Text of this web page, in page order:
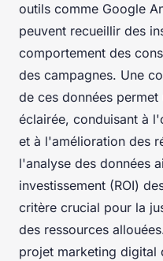
outils comme Google
peuvent recueillir des
comportement des
des campagnes. Une
de ces données
éclairée, conduisant à
et à l'amélioration des
l'analyse des données
investissement (ROI)
critère crucial pour la
des ressources
projet marketing digital